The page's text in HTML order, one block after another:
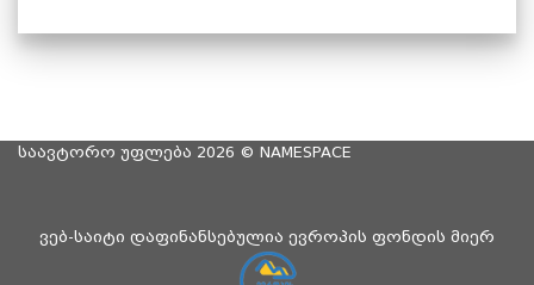
საავტორო უფლება 2026 © NAMESPACE
ვებ-საიტი დაფინანსებულია ევროპის ფონდის მიერ